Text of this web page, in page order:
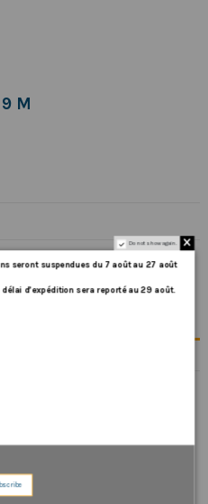
M
Do not show again.
seront suspendues du 7 août au 27 août
délai d’expédition sera reporté au 29 août.